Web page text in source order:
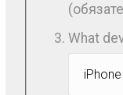
What